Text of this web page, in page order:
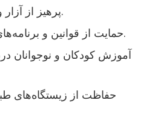
پرهیز از آزار و بدرفتاری با حیوانات.
حمایت از قوانین و برنامه‌های حفاظت از حیوانات.
آموزش کودکان و نوجوانان
حفاظت از زیستگاه‌های